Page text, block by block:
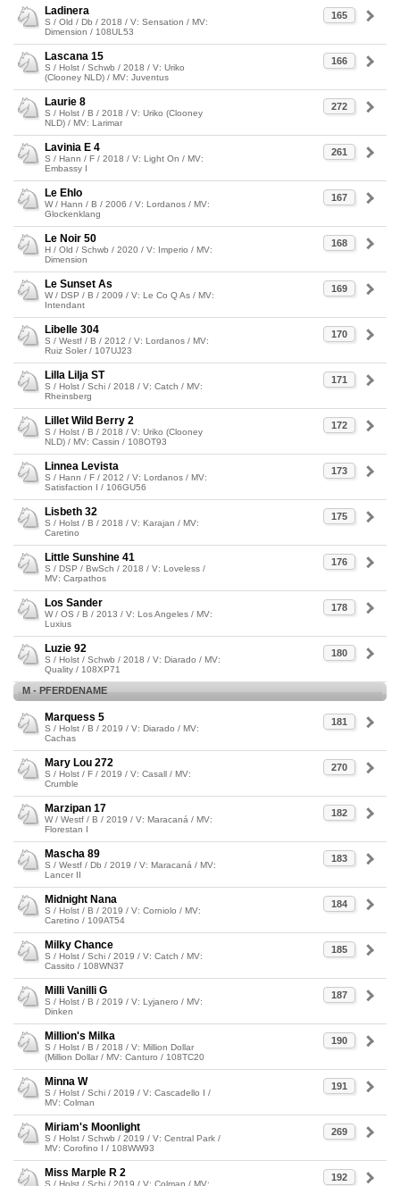
165
Ladinera
S / Old / Db / 2018 / V: Sensation / MV:
Dimension / 108UL53
166
Lascana 15
S / Holst / Schwb / 2018 / V: Uriko
(Clooney NLD) / MV: Juventus
272
Laurie 8
S / Holst / B / 2018 / V: Uriko (Clooney
NLD) / MV: Larimar
261
Lavinia E 4
S / Hann / F / 2018 / V: Light On / MV:
Embassy I
167
Le Ehlo
W / Hann / B / 2006 / V: Lordanos / MV:
Glockenklang
168
Le Noir 50
H / Old / Schwb / 2020 / V: Imperio / MV:
Dimension
169
Le Sunset As
W / DSP / B / 2009 / V: Le Co Q As / MV:
Intendant
170
Libelle 304
S / Westf / B / 2012 / V: Lordanos / MV:
Ruiz Soler / 107UJ23
171
Lilla Lilja ST
S / Holst / Schi / 2018 / V: Catch / MV:
Rheinsberg
172
Lillet Wild Berry 2
S / Holst / B / 2018 / V: Uriko (Clooney
NLD) / MV: Cassin / 108OT93
173
Linnea Levista
S / Hann / F / 2012 / V: Lordanos / MV:
Satisfaction I / 106GU56
175
Lisbeth 32
S / Holst / B / 2018 / V: Karajan / MV:
Caretino
176
Little Sunshine 41
S / DSP / BwSch / 2018 / V: Loveless /
MV: Carpathos
178
Los Sander
W / OS / B / 2013 / V: Los Angeles / MV:
Luxius
180
Luzie 92
S / Holst / Schwb / 2018 / V: Diarado / MV:
Quality / 108XP71
M - PFERDENAME
181
Marquess 5
S / Holst / B / 2019 / V: Diarado / MV:
Cachas
270
Mary Lou 272
S / Holst / F / 2019 / V: Casall / MV:
Crumble
182
Marzipan 17
W / Westf / B / 2019 / V: Maracaná / MV:
Florestan I
183
Mascha 89
S / Westf / Db / 2019 / V: Maracaná / MV:
Lancer II
184
Midnight Nana
S / Holst / B / 2019 / V: Corniolo / MV:
Caretino / 109AT54
185
Milky Chance
S / Holst / Schi / 2019 / V: Catch / MV:
Cassito / 108WN37
187
Milli Vanilli G
S / Holst / B / 2019 / V: Lyjanero / MV:
Dinken
190
Million's Milka
S / Holst / B / 2018 / V: Million Dollar
(Million Dollar / MV: Canturo / 108TC20
191
Minna W
S / Holst / Schi / 2019 / V: Cascadello I /
MV: Colman
269
Miriam's Moonlight
S / Holst / Schwb / 2019 / V: Central Park /
MV: Corofino I / 108WW93
192
Miss Marple R 2
S / Holst / Schi / 2019 / V: Colman / MV: